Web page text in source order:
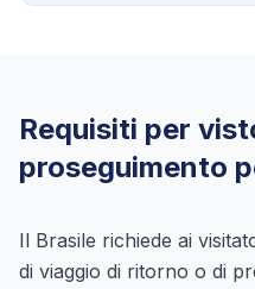
Requisiti per
proseguimento
Il Brasile richiede ai
di viaggio di ritorno o di